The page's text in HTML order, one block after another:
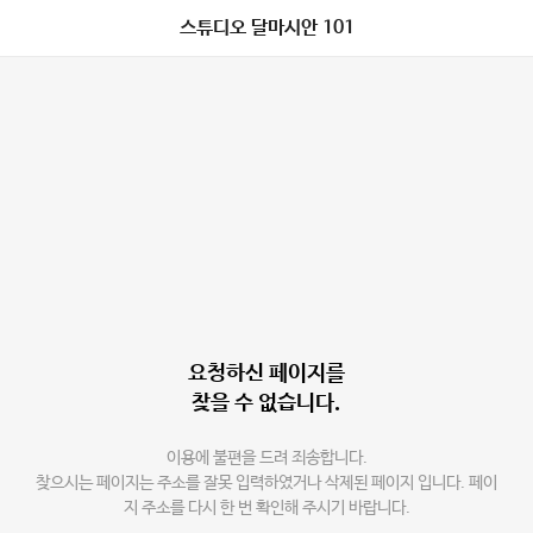
스튜디오 달마시안 101
요청하신 페이지를
찾을 수 없습니다.
이용에 불편을 드려 죄송합니다.
찾으시는 페이지는 주소를 잘못 입력하였거나 삭제된 페이지 입니다. 페이
지 주소를 다시 한 번 확인해 주시기 바랍니다.